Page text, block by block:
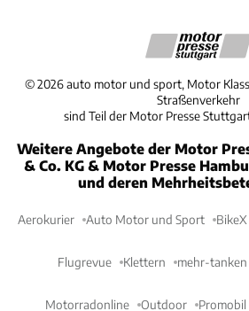
©2026 auto motor und sport, Motor
Straßenverkehr
sind Teil der Motor Presse
Weitere Angebote der Motor
& Co. KG & Motor Presse
und deren
Aerokurier Auto Motor und Sport BikeX
Flugrevue Klettern mehr-tanken
Motorradonline Outdoor Promobil